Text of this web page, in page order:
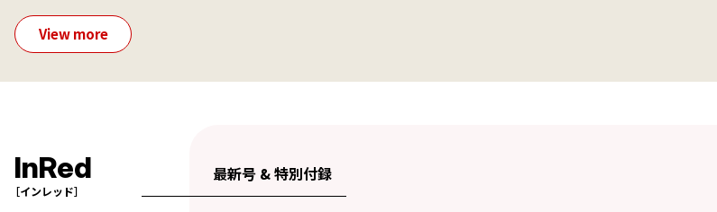
View more
InRed
［インレッド］
最新号 & 特別付録